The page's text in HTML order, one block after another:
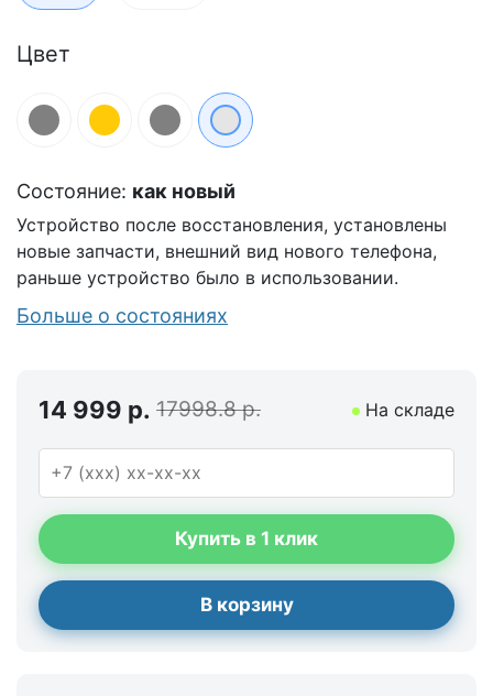
Цвет
Состояние: как новый
Устройство после восстановления, установлены
новые запчасти, внешний вид нового телефона,
раньше устройство было в использовании.
Больше о состояниях
14 999 р. 17998.8 р. На складе
Купить в 1 клик
В корзину